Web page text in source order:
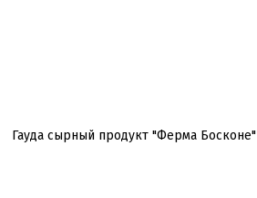
Гауда сырный продукт "Ферма Босконе"